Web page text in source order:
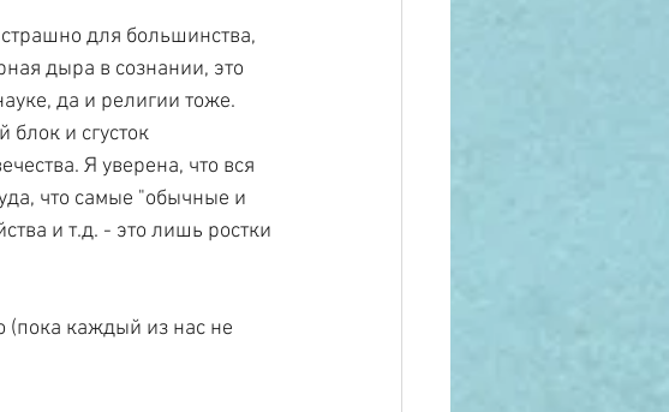
для большинства,
дыра в сознании, это
да и религии тоже.
и сгусток
Я уверена, что вся
что самые "обычные и
и т.д. - это лишь ростки
(пока каждый из нас не